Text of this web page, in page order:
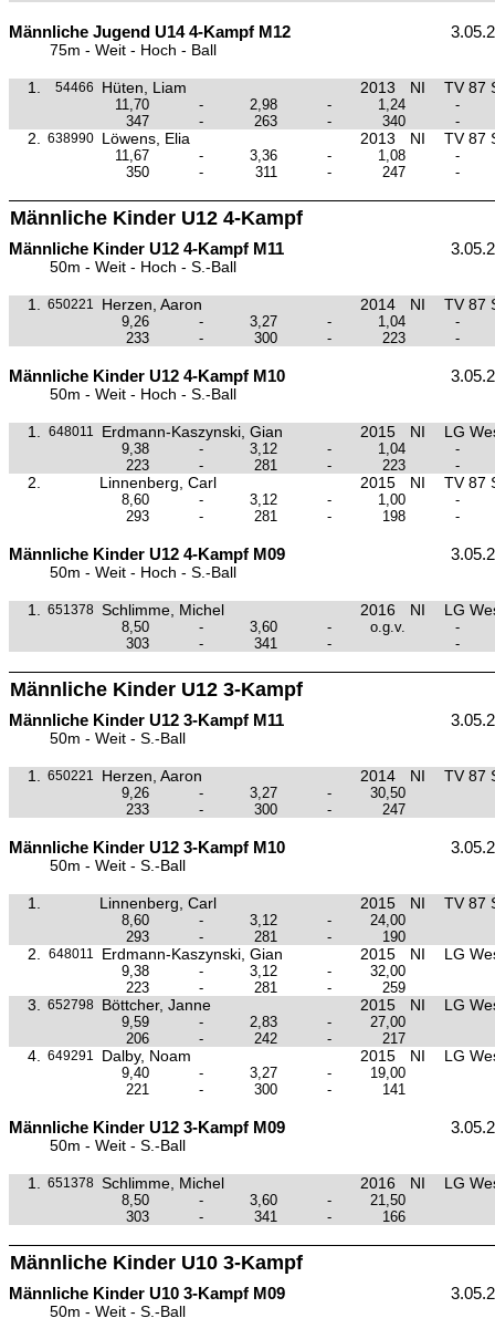
Männliche Jugend U14 4-Kampf M12
75m - Weit - Hoch - Ball
1. 54466 Hüten, Liam 2013 NI TV 87
11,70 - 2,98 - 1,24
-
347
- 263 - 340 -
2. 638990 Löwens, Elia 2013 NI TV 87
11,67 - 3,36 - 1,08
-
350
- 311 - 247 -
Männliche Kinder U12 4-Kampf
Männliche Kinder U12 4-Kampf M11
50m - Weit - Hoch - S.-Ball
1. 650221 Herzen, Aaron 2014 NI TV 87
9,26 - 3,27 - 1,04
-
233
- 300 - 223 -
Männliche Kinder U12 4-Kampf M10
50m - Weit - Hoch - S.-Ball
1. 648011 Erdmann-Kaszynski, Gian 2015 NI LG
9,38 - 3,12 - 1,04
-
223
- 281 - 223 -
2. Linnenberg, Carl 2015 NI TV 87
8,60 - 3,12 - 1,00
-
293
- 281 - 198 -
Männliche Kinder U12 4-Kampf M09
50m - Weit - Hoch - S.-Ball
1. 651378 Schlimme, Michel 2016 NI LG
8,50 - 3,60 - o.g.v.
-
303
- 341 - -
Männliche Kinder U12 3-Kampf
Männliche Kinder U12 3-Kampf M11
50m - Weit - S.-Ball
1. 650221 Herzen, Aaron 2014 NI TV 87
9,26 - 3,27 -
30,50
233
- 300 - 247
Männliche Kinder U12 3-Kampf M10
50m - Weit - S.-Ball
1. Linnenberg, Carl 2015 NI TV 87
8,60 - 3,12 -
24,00
293
- 281 - 190
2. 648011 Erdmann-Kaszynski, Gian 2015 NI LG
9,38 - 3,12 -
32,00
223
- 281 - 259
3. 652798 Böttcher, Janne 2015 NI LG
9,59 - 2,83 -
27,00
206
- 242 - 217
4. 649291 Dalby, Noam 2015 NI LG
9,40 - 3,27 -
19,00
221
- 300 - 141
Männliche Kinder U12 3-Kampf M09
50m - Weit - S.-Ball
1. 651378 Schlimme, Michel 2016 NI LG
8,50 - 3,60 -
21,50
303
- 341 - 166
Männliche Kinder U10 3-Kampf
Männliche Kinder U10 3-Kampf M09
50m - Weit - S.-Ball